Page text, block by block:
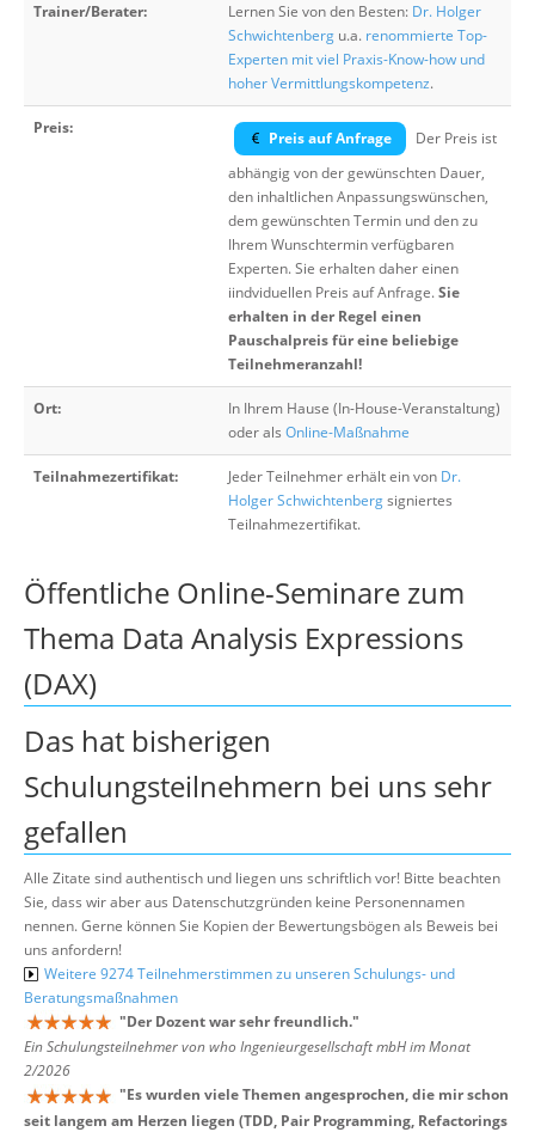
Trainer/Berater: Lernen Sie von den Besten: Dr. Holger
Schwichtenberg u.a. renommierte Top-
Experten mit viel Praxis-Know-how und
hoher Vermittlungskompetenz.
Preis:
Preis auf Anfrage
Der Preis ist
abhängig von der gewünschten Dauer,
den inhaltlichen Anpassungswünschen,
dem gewünschten Termin und den zu
Ihrem Wunschtermin verfügbaren
Experten. Sie erhalten daher einen
iindviduellen Preis auf Anfrage.Sie
erhalten in der Regel einen
Pauschalpreis für eine beliebige
Teilnehmeranzahl!
Ort:
In Ihrem Hause (In-House-Veranstaltung)
oder als Online-Maßnahme
Teilnahmezertifikat: Jeder Teilnehmer erhält ein von Dr.
Holger Schwichtenbergsigniertes
Teilnahmezertifikat.
Öffentliche Online-Seminare zum
Thema Data Analysis Expressions
(DAX)
Das hat bisherigen
Schulungsteilnehmern bei uns sehr
gefallen
Alle Zitate sind authentisch und liegen uns schriftlich vor! Bitte beachten
Sie, dass wir aber aus Datenschutzgründen keine Personennamen
nennen. Gerne können Sie Kopien der Bewertungsbögen als Beweis bei
uns anfordern!
Weitere 9274 Teilnehmerstimmen zu unseren Schulungs- und
Beratungsmaßnahmen
"Der Dozent war sehr freundlich."
Ein Schulungsteilnehmer von who Ingenieurgesellschaft mbH im Monat
2/2026
"Es wurden viele Themen angesprochen, die mir schon
seit langem am Herzen liegen (TDD, Pair Programming, Refactorings